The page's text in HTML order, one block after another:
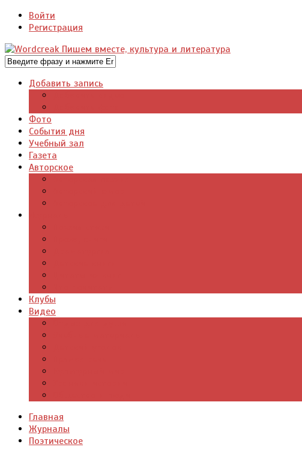
Войти
Регистрация
Добавить запись
Фото
События дня
Учебный зал
Газета
Авторское
Клубы
Видео
Главная
Журналы
Поэтическое